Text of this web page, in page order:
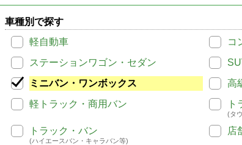
車種別で探す
軽自動車
コ
ステーションワゴン・セダン
ミニバン・ワンボックス
高
軽トラック・商用バン
ト
(タ
トラック・バン
(ハイエースバン・キャラバン等)
店